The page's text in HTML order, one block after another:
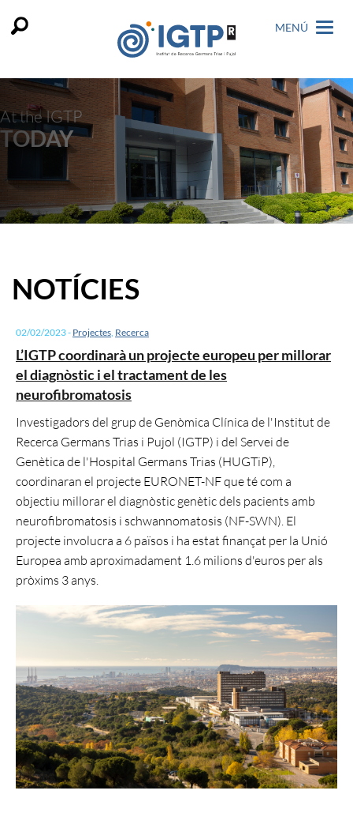
MENÚ
At the IGTP
TODAY
NOTÍCIES
02/02/2023- Projectes, Recerca
L’IGTP coordinarà un projecte europeu per millorar
el diagnòstic i el tractament de les
neurofibromatosis
Investigadors del grup de Genòmica Clínica de l'Institut de
Recerca Germans Trias i Pujol (IGTP) i del Servei de
Genètica de l'Hospital Germans Trias (HUGTiP),
coordinaran el projecte EURONET-NF que té com a
objectiu millorar el diagnòstic genètic dels pacients amb
neurofibromatosis i schwannomatosis (NF-SWN). El
projecte involucra a 6 països i ha estat finançat per la Unió
Europea amb aproximadament 1.6 milions d'euros per als
pròxims 3 anys.